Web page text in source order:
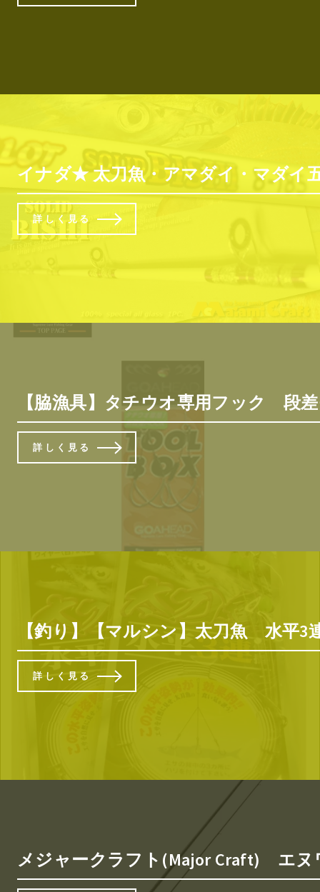
イナダ★ 太刀魚・アマダイ・マダイ
詳しく見る
【脇漁具】タチウオ専用フック 段
詳しく見る
【釣り】【マルシン】太刀魚 水平3
詳しく見る
メジャークラフト(Major Craft) エヌ